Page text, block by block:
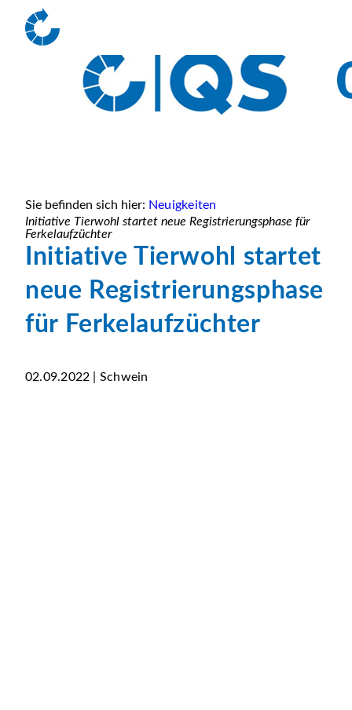
Sie befinden sich hier: Neuigkeiten
Initiative Tierwohl startet neue Registrierungsphase für
Ferkelaufzüchter
Initiative Tierwohl startet
neue Registrierungsphase
für Ferkelaufzüchter
02.09.2022 | Schwein